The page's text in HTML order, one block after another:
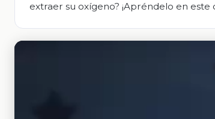
extraer su oxígeno? ¡Apréndelo en